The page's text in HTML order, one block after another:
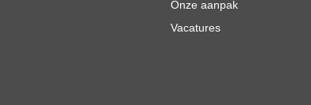
Onze aanpak
Vacatures